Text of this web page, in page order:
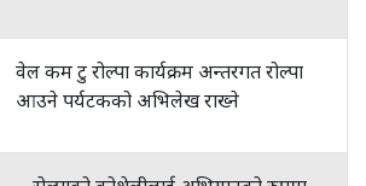
वेल कम टु रोल्पा कार्यक्रम अन्तरगत रोल्पा
आउने पर्यटकको अभिलेख राख्ने